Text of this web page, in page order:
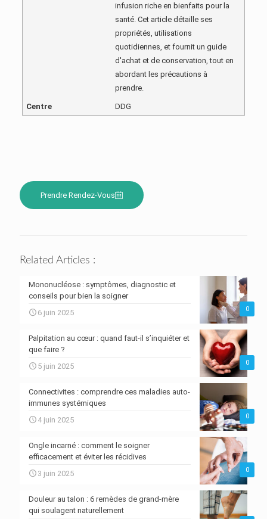
infusion riche en bienfaits pour la
santé. Cet article détaille ses
propriétés, utilisations
quotidiennes, et fournit un guide
d'achat et de conservation, tout en
abordant les précautions à
prendre.
Centre DDG
Prendre Rendez-Vous
Related Articles :
0
Mononucléose : symptômes, diagnostic et
conseils pour bien la soigner
6 juin 2025
0
Palpitation au cœur : quand faut-il s’inquiéter et
que faire ?
5 juin 2025
0
Connectivites : comprendre ces maladies auto-
immunes systémiques
4 juin 2025
0
Ongle incarné : comment le soigner
efficacement et éviter les récidives
3 juin 2025
Douleur au talon : 6 remèdes de grand-mère
qui soulagent naturellement